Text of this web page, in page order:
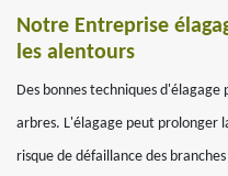
Notre Entreprise
les alentours
Des bonnes techniques
arbres. L'élagage peut prolonger
risque de défaillance des